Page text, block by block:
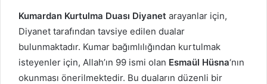
Kumardan Kurtulma Duası Diyanet arayanlar için,
Diyanet tarafından tavsiye edilen dualar
bulunmaktadır. Kumar bağımlılığından kurtulmak
isteyenler için, Allah’ın 99 ismi olan Esmaül Hüsna‘nın
okunması önerilmektedir. Bu duaların düzenli bir